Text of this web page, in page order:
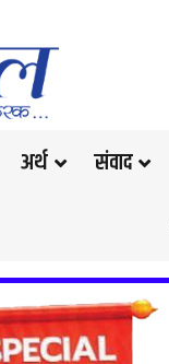
अर्थ संवाद